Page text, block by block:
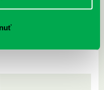
kompletný sprievodca
japonskou kuchyňou a etiketou